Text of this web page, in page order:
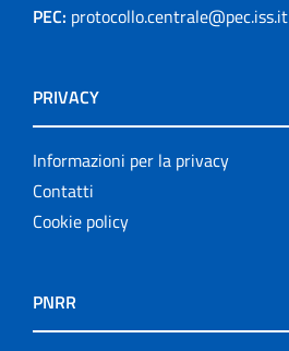
PEC: protocollo.centrale@pec.iss.it
PRIVACY
Informazioni per la privacy
Contatti
Cookie policy
PNRR